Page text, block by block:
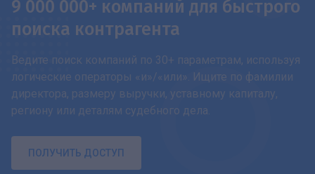
9 000 000+ компаний для быстрого
поиска контрагента
Ведите поиск компаний по 30+ параметрам, используя
логические операторы «и»/«или». Ищите по фамилии
директора, размеру выручки, уставному капиталу,
региону или деталям судебного дела.
ПОЛУЧИТЬ ДОСТУП